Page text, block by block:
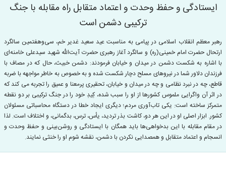
ایستادگی و حفظ وحدت و اعتماد متقابل راه مقابله با جنگ
ترکیبی دشمن است
رهبر معظم انقلاب اسلامی در پیامی به مناسبت عید سعید غدیر خم، سی‌وهفتمین سالگرد
ارتحال حضرت امام خمینی(ره) و سالگرد آغاز رهبری حضرت آیت‌الله شهید سیدعلی خامنه‌ای
با اشاره به شکست دشمن در میدان و خیابان فرمودند: دشمن خبیث، حال که در مصاف با
فرزندان دلاور شما در نیروهای مسلح دچار شکست شده و به خصوص به خاطر مواجهه با ضربه‌
قاطع، چه در نبرد نظامی و چه در میدان و خیابان، تحقیری پرمعنا و عمیق را تجربه می کند که
در اثر آن واگرایی ملموس کشورها از او را سبب شده، کِیدِ خود را در جنگ ترکیبی بر دو نقطه
متمرکز ساخته است: یکی تاب‌آوری مردم؛ دیگری ایجاد خطا در دستگاه محاسباتی مسئولان
کشور. ابزار اصلی او در این هر دو، کاشت بذر تردید، یأس، ترس، بدگمانی، و اختلاف است. لذا
در مقام مقابله با این بدخواهی‌ها باید همگان با ایستادگی و روشن‌بینی و حفظ وحدت و
انسجام و اعتماد متقابل و همصدایی نکردن با دشمن، نقشه‌ شوم او را خنثی نمایند.